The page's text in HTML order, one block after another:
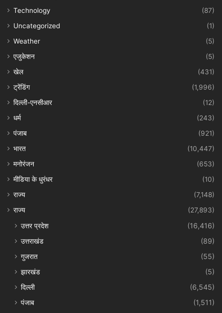
Technology
(87)
Uncategorized
(1)
Weather
(5)
एजुकेशन
(5)
खेल
(431)
ट्रेंडिंग
(1,996)
दिल्ली-एनसीआर
(12)
धर्म
(243)
पंजाब
(921)
भारत
(10,447)
मनोरंजन
(653)
मीडिया के धुरंधर
(10)
राज्य
(7,148)
राज्य
(27,893)
उत्तर प्रदेश
(16,416)
उत्तराखंड
(89)
गुजरात
(55)
झारखंड
(5)
दिल्ली
(6,545)
पंजाब
(1,511)